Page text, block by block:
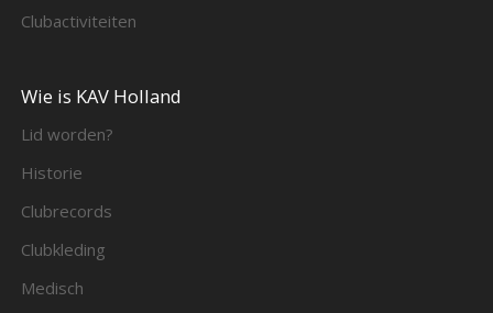
Clubactiviteiten
Wie is KAV Holland
Lid worden?
Historie
Clubrecords
Clubkleding
Medisch